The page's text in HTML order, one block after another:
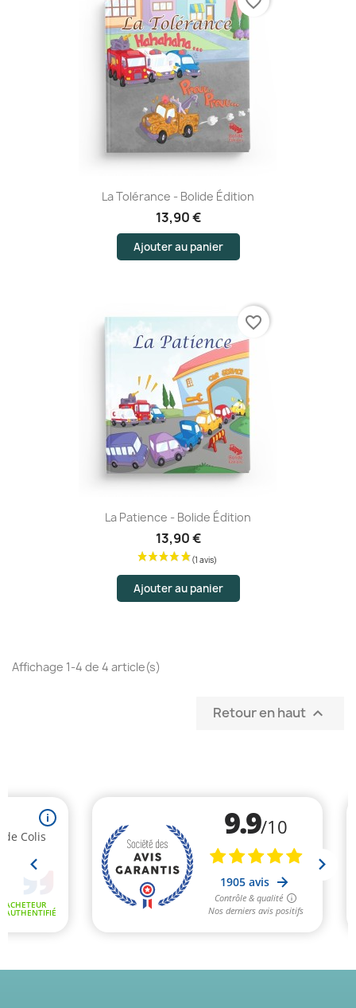
La Tolérance - Bolide Édition
13,90 €
Ajouter au panier
La Patience - Bolide Édition
13,90 €
Ajouter au panier
favorite_border
Affichage 1-4 de 4 article(s)
Retour en haut 